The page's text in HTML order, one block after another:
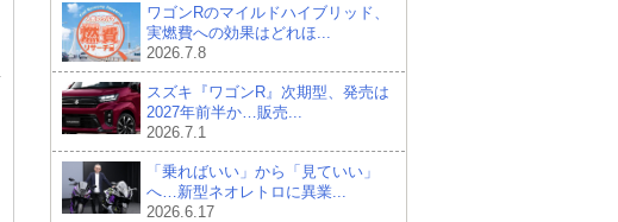
ワゴンRのマイルドハイブリッド、
実燃費への効果はどれほ...
2026.7.8
スズキ『ワゴンR』次期型、発売は
2027年前半か…販売...
2026.7.1
「乗ればいい」から「見ていい」
へ…新型ネオレトロに異業...
2026.6.17